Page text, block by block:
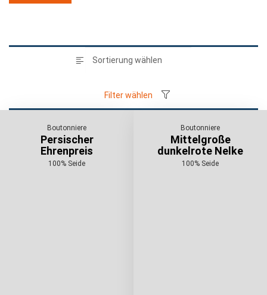
Filter wählen
Boutonniere
Persischer
Ehrenpreis
100% Seide
Boutonniere
Mittelgroße
dunkelrote Nelke
100% Seide